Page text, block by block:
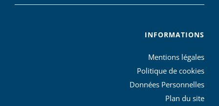
INFORMATIONS
Mentions légales
Politique de cookies
Données Personnelles
Plan du site